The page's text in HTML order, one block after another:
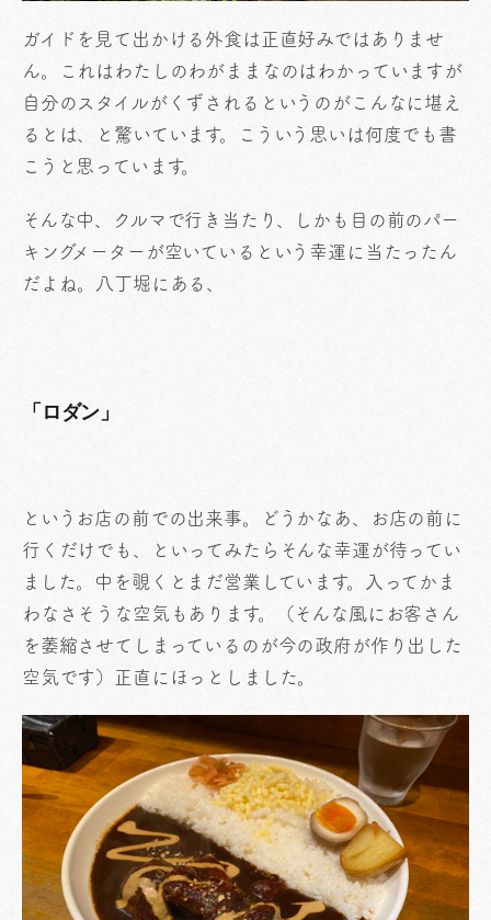
ガイドを見て出かける外食は正直好みではありませ
ん。これはわたしのわがままなのはわかっていますが
自分のスタイルがくずされるというのがこんなに堪え
るとは、と驚いています。こういう思いは何度でも書
こうと思っています。
そんな中、クルマで行き当たり、しかも目の前のパー
キングメーターが空いているという幸運に当たったん
だよね。八丁堀にある、
「ロダン」
というお店の前での出来事。どうかなあ、お店の前に
行くだけでも、といってみたらそんな幸運が待ってい
ました。中を覗くとまだ営業しています。入ってかま
わなさそうな空気もあります。（そんな風にお客さん
を萎縮させてしまっているのが今の政府が作り出した
空気です）正直にほっとしました。